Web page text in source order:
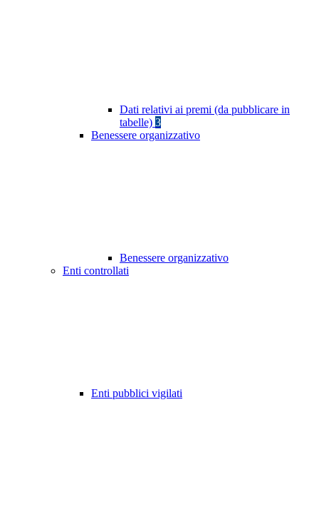
Dati relativi ai premi (da pubblicare in
tabelle) 3
Benessere organizzativo
Benessere organizzativo
Enti controllati
Enti pubblici vigilati